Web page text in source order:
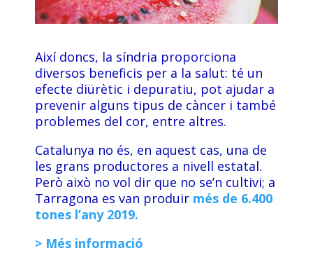
Així doncs, la síndria proporciona
diversos beneficis per a la salut: té un
efecte diürètic i depuratiu, pot ajudar a
prevenir alguns tipus de càncer i també
problemes del cor, entre altres.
Catalunya no és, en aquest cas, una de
les grans productores a nivell estatal.
Però això no vol dir que no se’n cultivi; a
Tarragona es van produir més de 6.400
tones l’any 2019.
> Més informació